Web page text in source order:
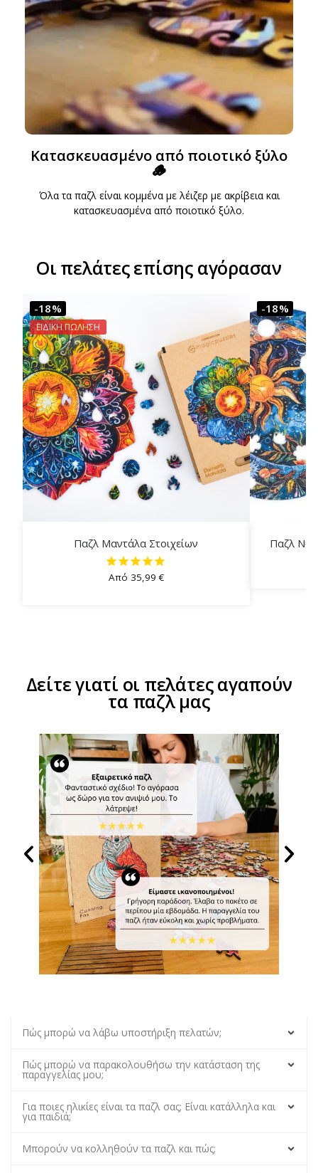
Κατασκευασμένο από ποιοτικό ξύλο
🪵
Όλα τα παζλ είναι κομμένα με λέιζερ με ακρίβεια και
κατασκευασμένα από ποιοτικό ξύλο.
Οι πελάτες επίσης αγόρασαν
-18%
ΕΙΔΙΚΗ ΠΩΛΗΣΗ
Παζλ Μαντάλα Στοιχείων
Από 35,99€
-18%
Παζλ
Δείτε γιατί οι πελάτες αγαπούν
τα παζλ μας
Πώς μπορώ να λάβω υποστήριξη πελατών;
Πώς μπορώ να παρακολουθήσω την κατάσταση της
παραγγελίας μου;
Για ποιες ηλικίες είναι τα παζλ σας; Είναι κατάλληλα και
για παιδιά;
Μπορούν να κολληθούν τα παζλ και πώς;